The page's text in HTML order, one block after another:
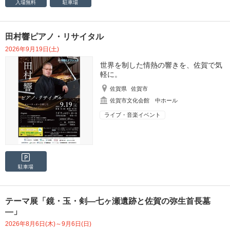
入場無料 駐車場
田村響ピアノ・リサイタル
2026年9月19日(土)
世界を制した情熱の響きを、佐賀で気
軽に。
佐賀県
佐賀市
佐賀市文化会館 中ホール
ライブ・音楽イベント
駐車場
テーマ展「鏡・玉・剣―七ヶ瀬遺跡と佐賀の弥生首長墓
―」
2026年8月6日(木)～9月6日(日)